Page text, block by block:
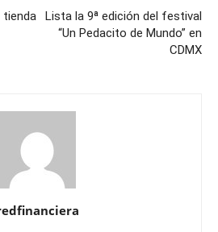
tienda
Lista la 9ª edición del festival
“Un Pedacito de Mundo” en
CDMX